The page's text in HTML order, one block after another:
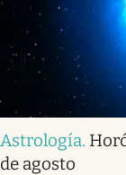
Astrología.
de agosto